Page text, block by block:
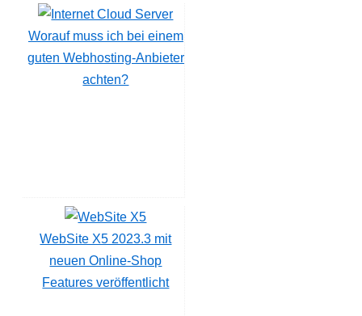
Worauf muss ich bei einem
guten Webhosting-Anbieter
achten?
WebSite X5 2023.3 mit
neuen Online-Shop
Features veröffentlicht